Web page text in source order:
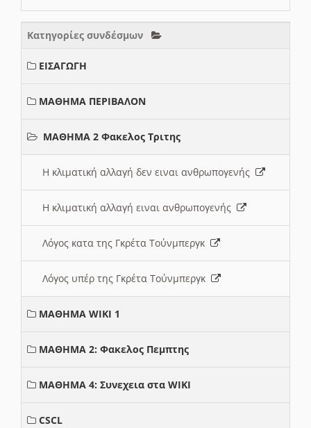
Κατηγορίες συνδέσμων
ΕΙΣΑΓΩΓΗ
ΜΑΘΗΜΑ ΠΕΡΙΒΑΛΟΝ
ΜΑΘΗΜΑ 2 Φακελος Τριτης
Η κλιματική αλλαγή δεν ειναι ανθρωπογενής
Η κλιματική αλλαγή ειναι ανθρωπογενής
Λόγος κατα της Γκρέτα Τούνμπεργκ
Λόγος υπέρ της Γκρέτα Τούνμπεργκ
ΜΑΘΗΜΑ WIKI 1
ΜΑΘΗΜΑ 2: Φακελος Πεμπτης
ΜΑΘΗΜΑ 4: Συνεχεια στα WIKI
CSCL